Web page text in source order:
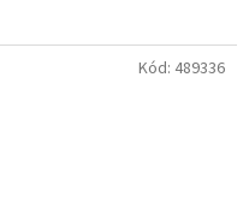
Kód: 489336